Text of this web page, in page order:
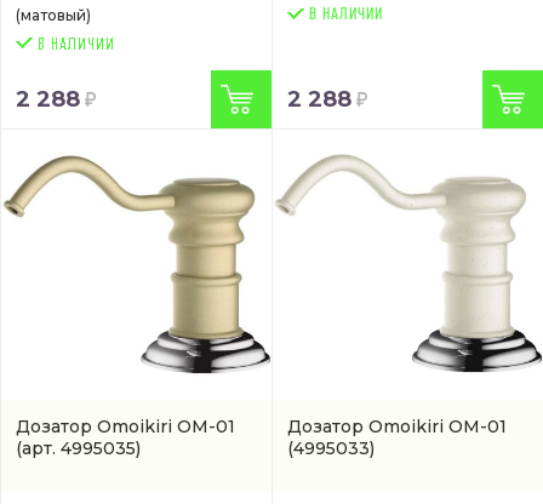
(матовый)
2 288
В НАЛИЧИИ
2 288
Дозатор Omoikiri OM-01
(арт. 4995035)
Дозатор Omoikiri OM-01
(4995033)